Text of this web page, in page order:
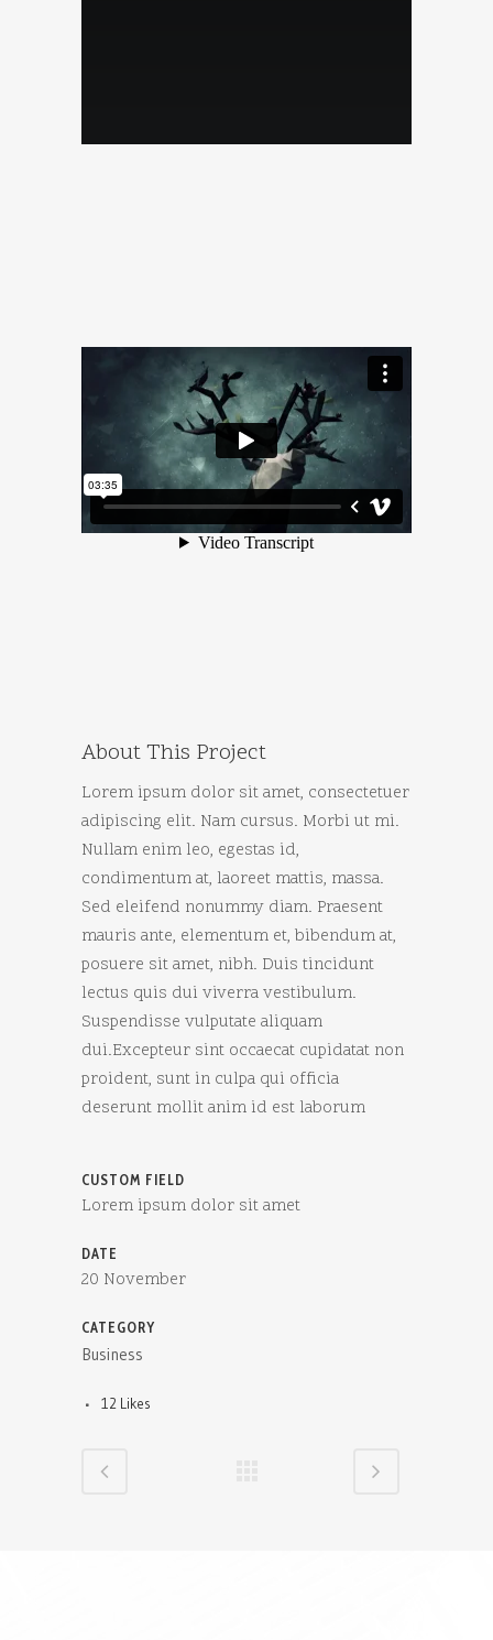
About This Project
Lorem ipsum dolor sit amet, consectetuer
adipiscing elit. Nam cursus. Morbi ut mi.
Nullam enim leo, egestas id,
condimentum at, laoreet mattis, massa.
Sed eleifend nonummy diam. Praesent
mauris ante, elementum et, bibendum at,
posuere sit amet, nibh. Duis tincidunt
lectus quis dui viverra vestibulum.
Suspendisse vulputate aliquam
dui.Excepteur sint occaecat cupidatat non
proident, sunt in culpa qui officia
deserunt mollit anim id est laborum
CUSTOM FIELD
Lorem ipsum dolor sit amet
DATE
20 November
CATEGORY
Business
12 Likes